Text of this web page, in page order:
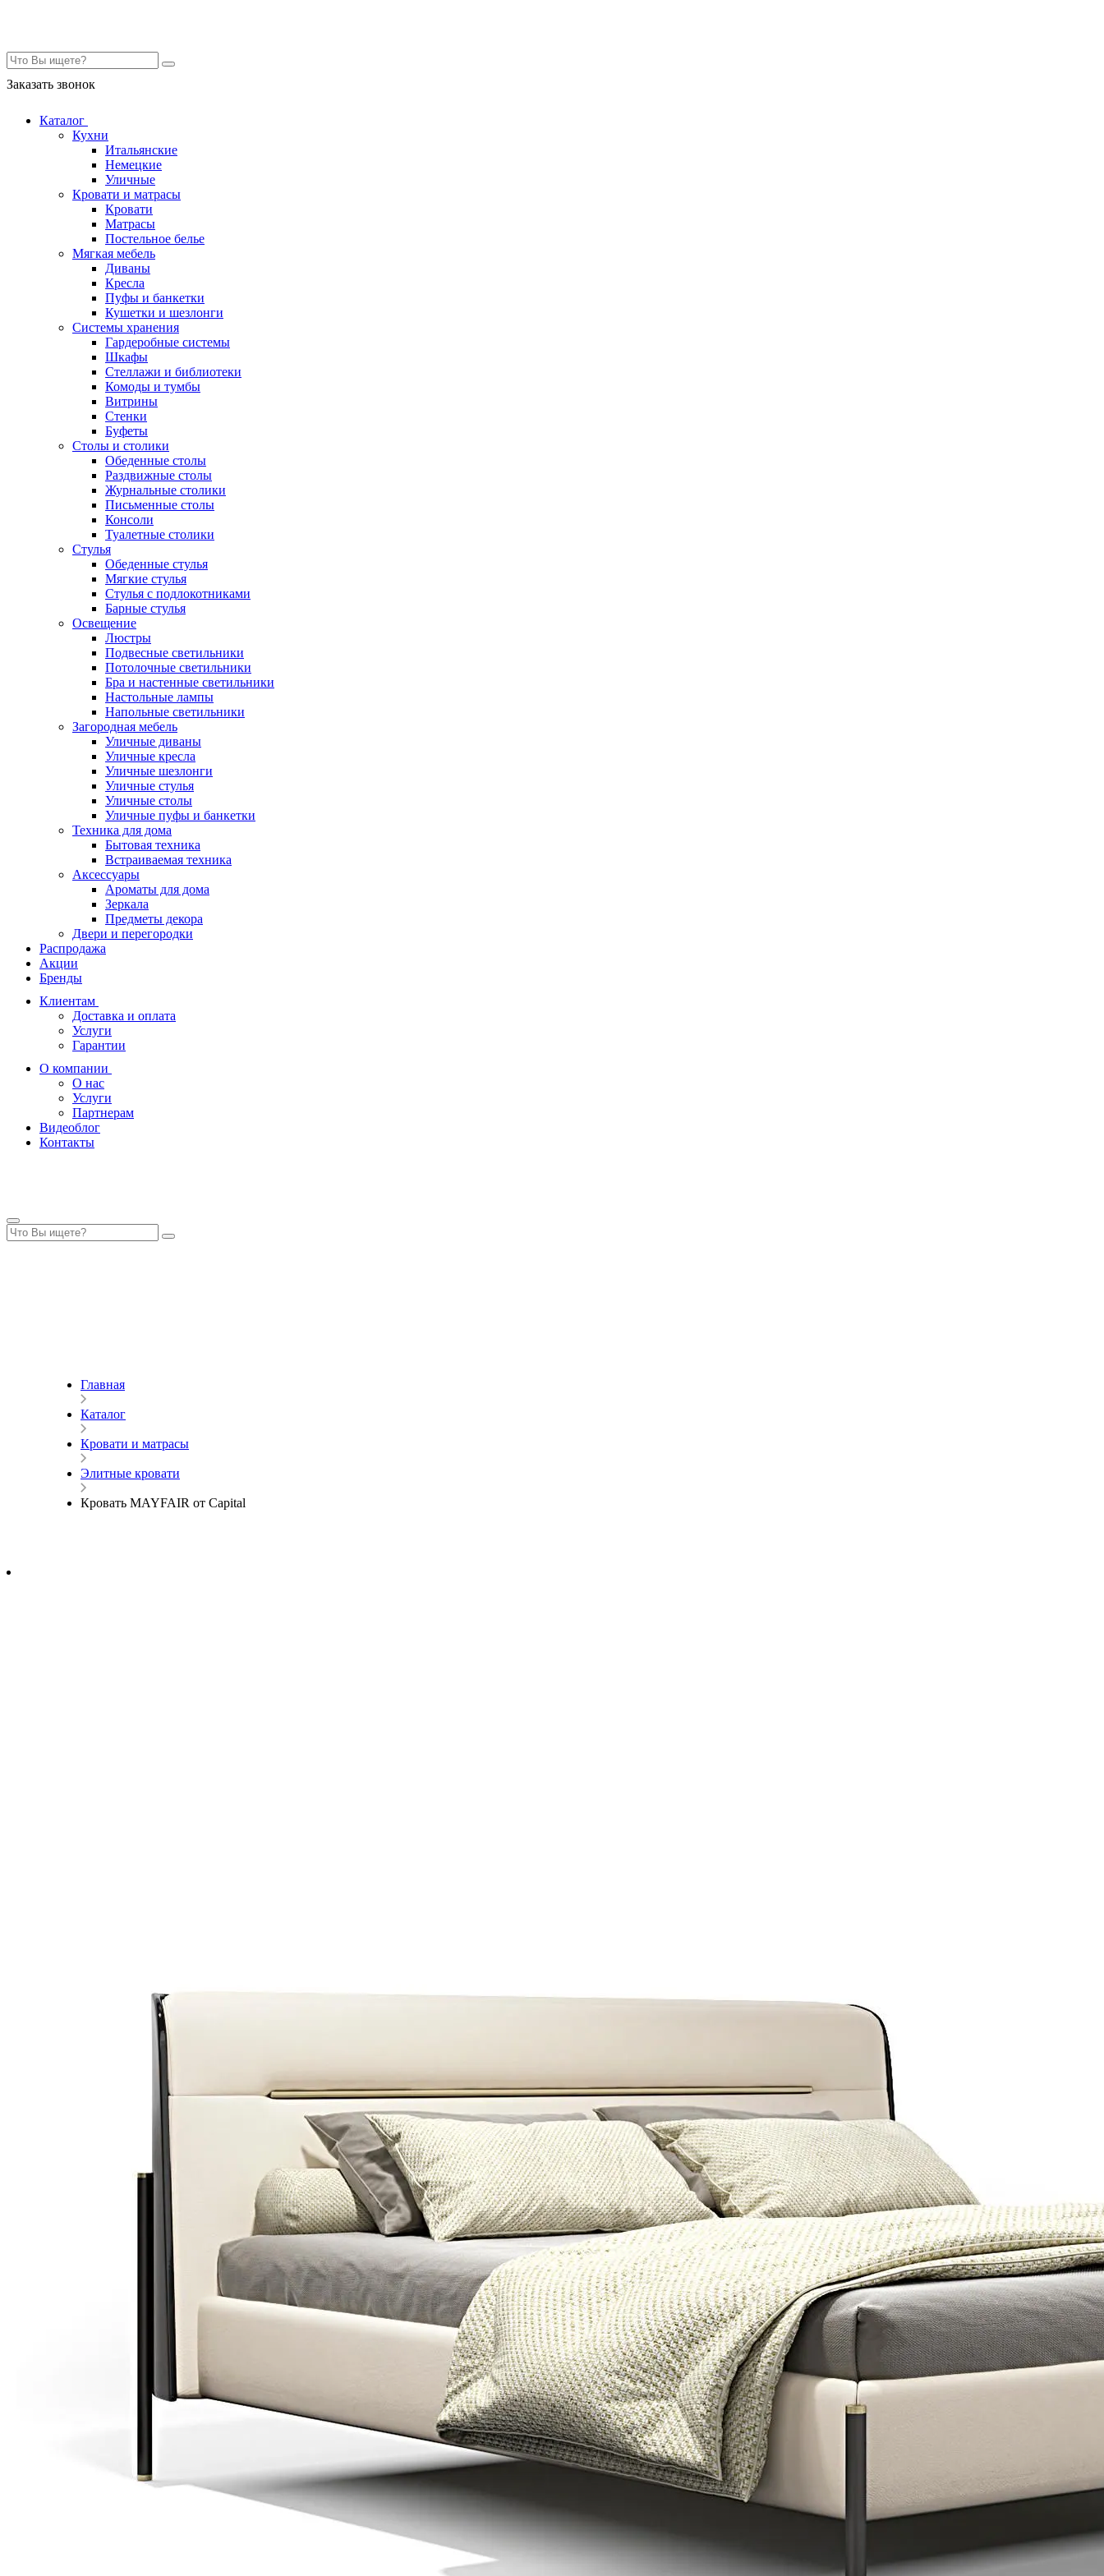
Заказать звонок
Каталог
Кухни
Итальянские
Немецкие
Уличные
Кровати и матрасы
Кровати
Матрасы
Постельное белье
Мягкая мебель
Диваны
Кресла
Пуфы и банкетки
Кушетки и шезлонги
Системы хранения
Гардеробные системы
Шкафы
Стеллажи и библиотеки
Комоды и тумбы
Витрины
Стенки
Буфеты
Столы и столики
Обеденные столы
Раздвижные столы
Журнальные столики
Письменные столы
Консоли
Туалетные столики
Стулья
Обеденные стулья
Мягкие стулья
Стулья с подлокотниками
Барные стулья
Освещение
Люстры
Подвесные светильники
Потолочные светильники
Бра и настенные светильники
Настольные лампы
Напольные светильники
Загородная мебель
Уличные диваны
Уличные кресла
Уличные шезлонги
Уличные стулья
Уличные столы
Уличные пуфы и банкетки
Техника для дома
Бытовая техника
Встраиваемая техника
Аксессуары
Ароматы для дома
Зеркала
Предметы декора
Двери и перегородки
Распродажа
Акции
Бренды
Клиентам
Доставка и оплата
Услуги
Гарантии
О компании
О нас
Услуги
Партнерам
Видеоблог
Контакты
Главная
Каталог
Кровати и матрасы
Элитные кровати
Кровать MAYFAIR от Capital